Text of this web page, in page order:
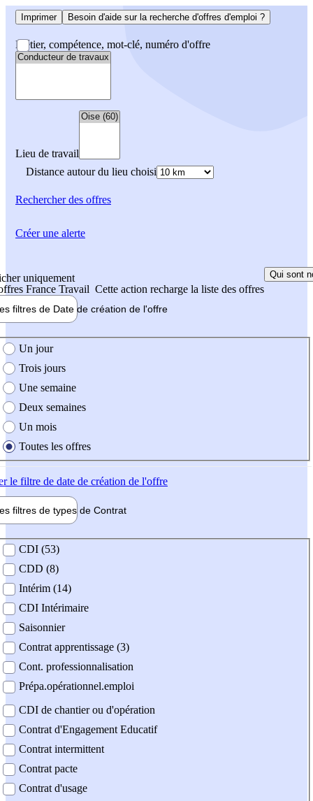
Imprimer Besoin d'aide sur la recherche d'offres d'emploi ?
Métier, compétence, mot-clé, numéro d'offre
Lieu de travail
Distance autour du lieu choisi
Rechercherdes offres
uniquement
France Travail Cette action recharge la liste des offres
Qui sont
filtres de Date de création de l'offre
création de l'offre
Un jour
Trois jours
Une semaine
Deux semaines
Un mois
Toutes les offres
le filtre de date de création de l'offre
filtres de types de Contrat
contrat
CDI (53)
CDD (8)
Intérim (14)
CDI Intérimaire
Saisonnier
Contrat apprentissage (3)
Cont. professionnalisation
Prépa.opérationnel.emploi
CDI de chantier ou d'opération
Contrat d'Engagement Educatif
Contrat intermittent
Contrat pacte
Contrat d'usage
Créer une alerte